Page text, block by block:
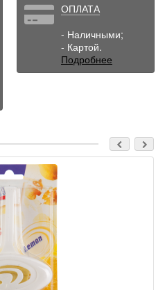
ОПЛАТА
- Наличными;
- Картой.
Подробнее